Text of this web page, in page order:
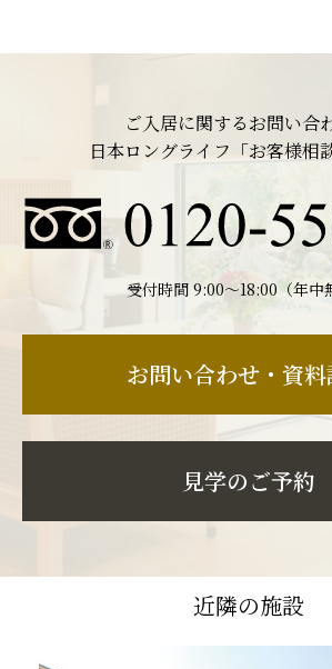
ご入居に関するお問い合
日本ロングライフ「お客様相
受付時間 9:00〜18:00（年中
お問い合わせ・資
見学のご予約
近隣の施設